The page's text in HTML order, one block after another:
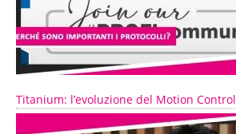
Titanium: l’evoluzione del Motion Control